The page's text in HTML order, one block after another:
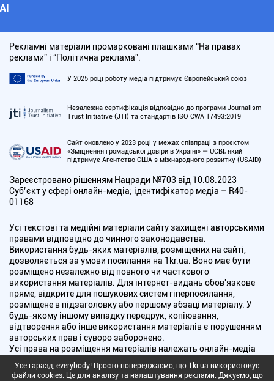
АІ
Рекламні матеріали промарковані плашками “На правах
реклами” і “Політична реклама”.
У 2025 році роботу медіа підтримує Європейський союз
Незалежна сертифікація відповідно до програми Journalism
Trust Initiative (JTI) та стандартів ISO CWA 17493:2019
Сайт оновлено у 2023 році у межах співпраці з проєктом
«Зміцнення громадської довіри в Україні» — UCBI, який
підтримує Агентство США з міжнародного розвитку (USAID)
Зареєстровано рішенням Нацради №703 від 10.08.2023
Cуб’єкт у сфері онлайн-медіа; ідентифікатор медіа – R40-
01168
Усі текстові та медійні матеріали сайту захищені авторськими
правами відповідно до чинного законодавства.
Використання будь-яких матеріалів, розміщених на сайті,
дозволяється за умови посилання на 1kr.ua. Воно має бути
розміщено незалежно від повного чи часткового
використання матеріалів. Для інтернет-видань обов'язкове
пряме, відкрите для пошукових систем гіперпосилання,
розміщене в підзаголовку або першому абзаці матеріалу. У
будь-якому іншому випадку передрук, копіювання,
відтворення або інше використання матеріалів є порушенням
авторських прав і суворо заборонено.
Усі права на розміщення матеріалів належать онлайн-медіа
радою України з питань телебачення і радіомовлення.
Усе гаразд, everybody! Просто попереджаємо, що 1kr.ua використовує
файли cookies. Це для аналізу та налаштування реклами. Дякуємо, що